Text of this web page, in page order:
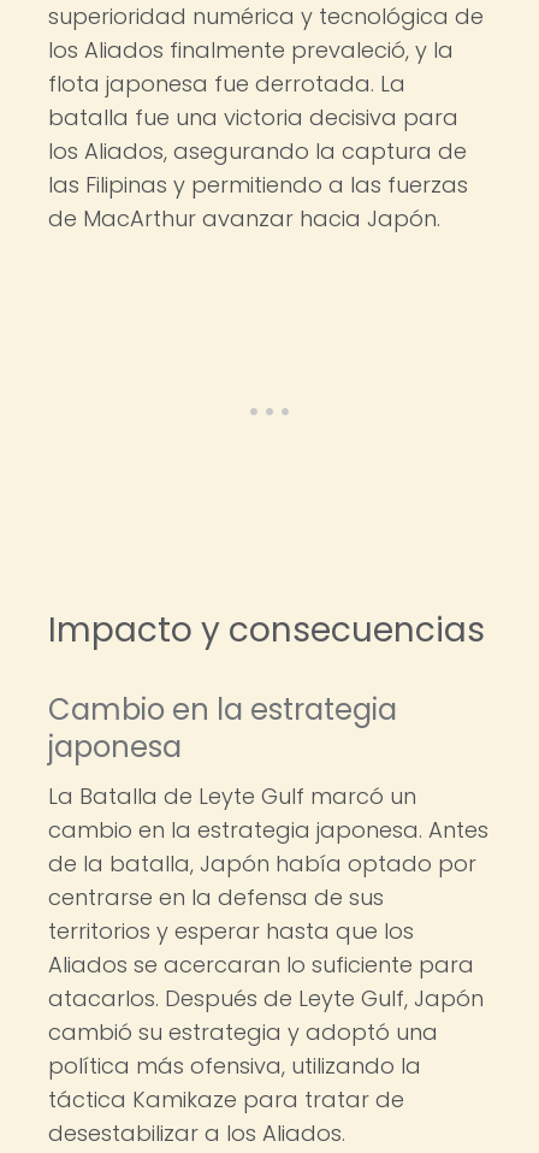
superioridad numérica y tecnológica de
los Aliados finalmente prevaleció, y la
flota japonesa fue derrotada. La
batalla fue una victoria decisiva para
los Aliados, asegurando la captura de
las Filipinas y permitiendo a las fuerzas
de MacArthur avanzar hacia Japón.
Impacto y consecuencias
Cambio en la estrategia
japonesa
La Batalla de Leyte Gulf marcó un
cambio en la estrategia japonesa. Antes
de la batalla, Japón había optado por
centrarse en la defensa de sus
territorios y esperar hasta que los
Aliados se acercaran lo suficiente para
atacarlos. Después de Leyte Gulf, Japón
cambió su estrategia y adoptó una
política más ofensiva, utilizando la
táctica Kamikaze para tratar de
desestabilizar a los Aliados.